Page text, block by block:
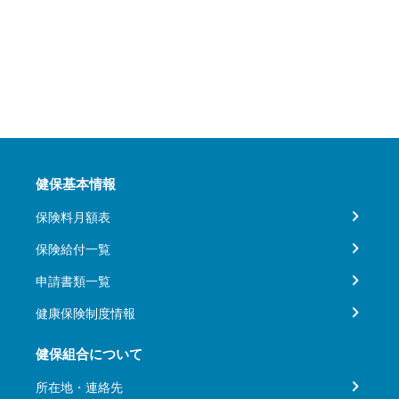
健保基本情報
保険料月額表
保険給付一覧
申請書類一覧
健康保険制度情報
健保組合について
所在地・連絡先